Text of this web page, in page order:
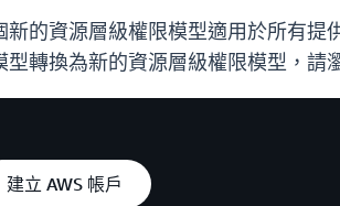
新的資源層級權限模型適用於所有提
型轉換為新的資源層級權限模型，請
建立 AWS 帳戶